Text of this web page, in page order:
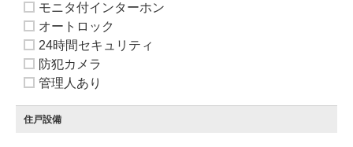
モニタ付インターホン
オートロック
24時間セキュリティ
防犯カメラ
管理人あり
住戸設備